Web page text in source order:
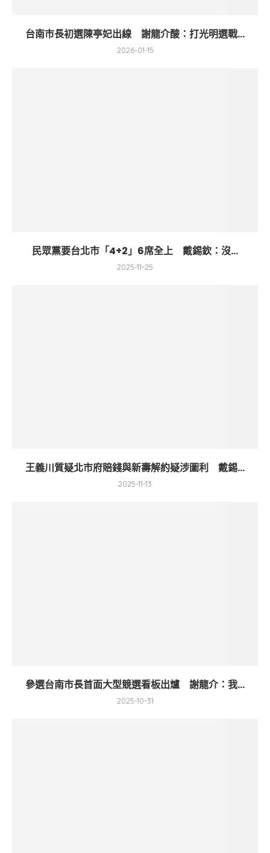
台南市長初選陳亭妃出線 謝龍介酸：打光明選戰...
2026-01-15
民眾黨要台北市「4+2」6席全上 戴錫欽：沒...
2025-11-25
王義川質疑北市府賠錢與新壽解約疑涉圖利 戴錫...
2025-11-13
參選台南市長首面大型競選看板出爐 謝龍介：我...
2025-10-31